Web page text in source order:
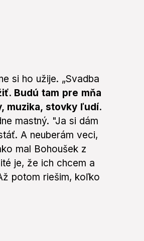
si ho užije. „Svadba
Budú tam pre mňa
muzika, stovky ľudí.
mastný. "Ja si dám
A neuberám veci,
mal Bohoušek z
je, že ich chcem a
potom riešim, koľko